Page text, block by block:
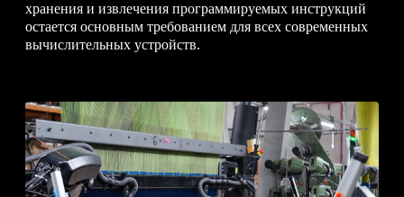
хранения и извлечения программируемых инструкций
остается основным требованием для всех современных
вычислительных устройств.